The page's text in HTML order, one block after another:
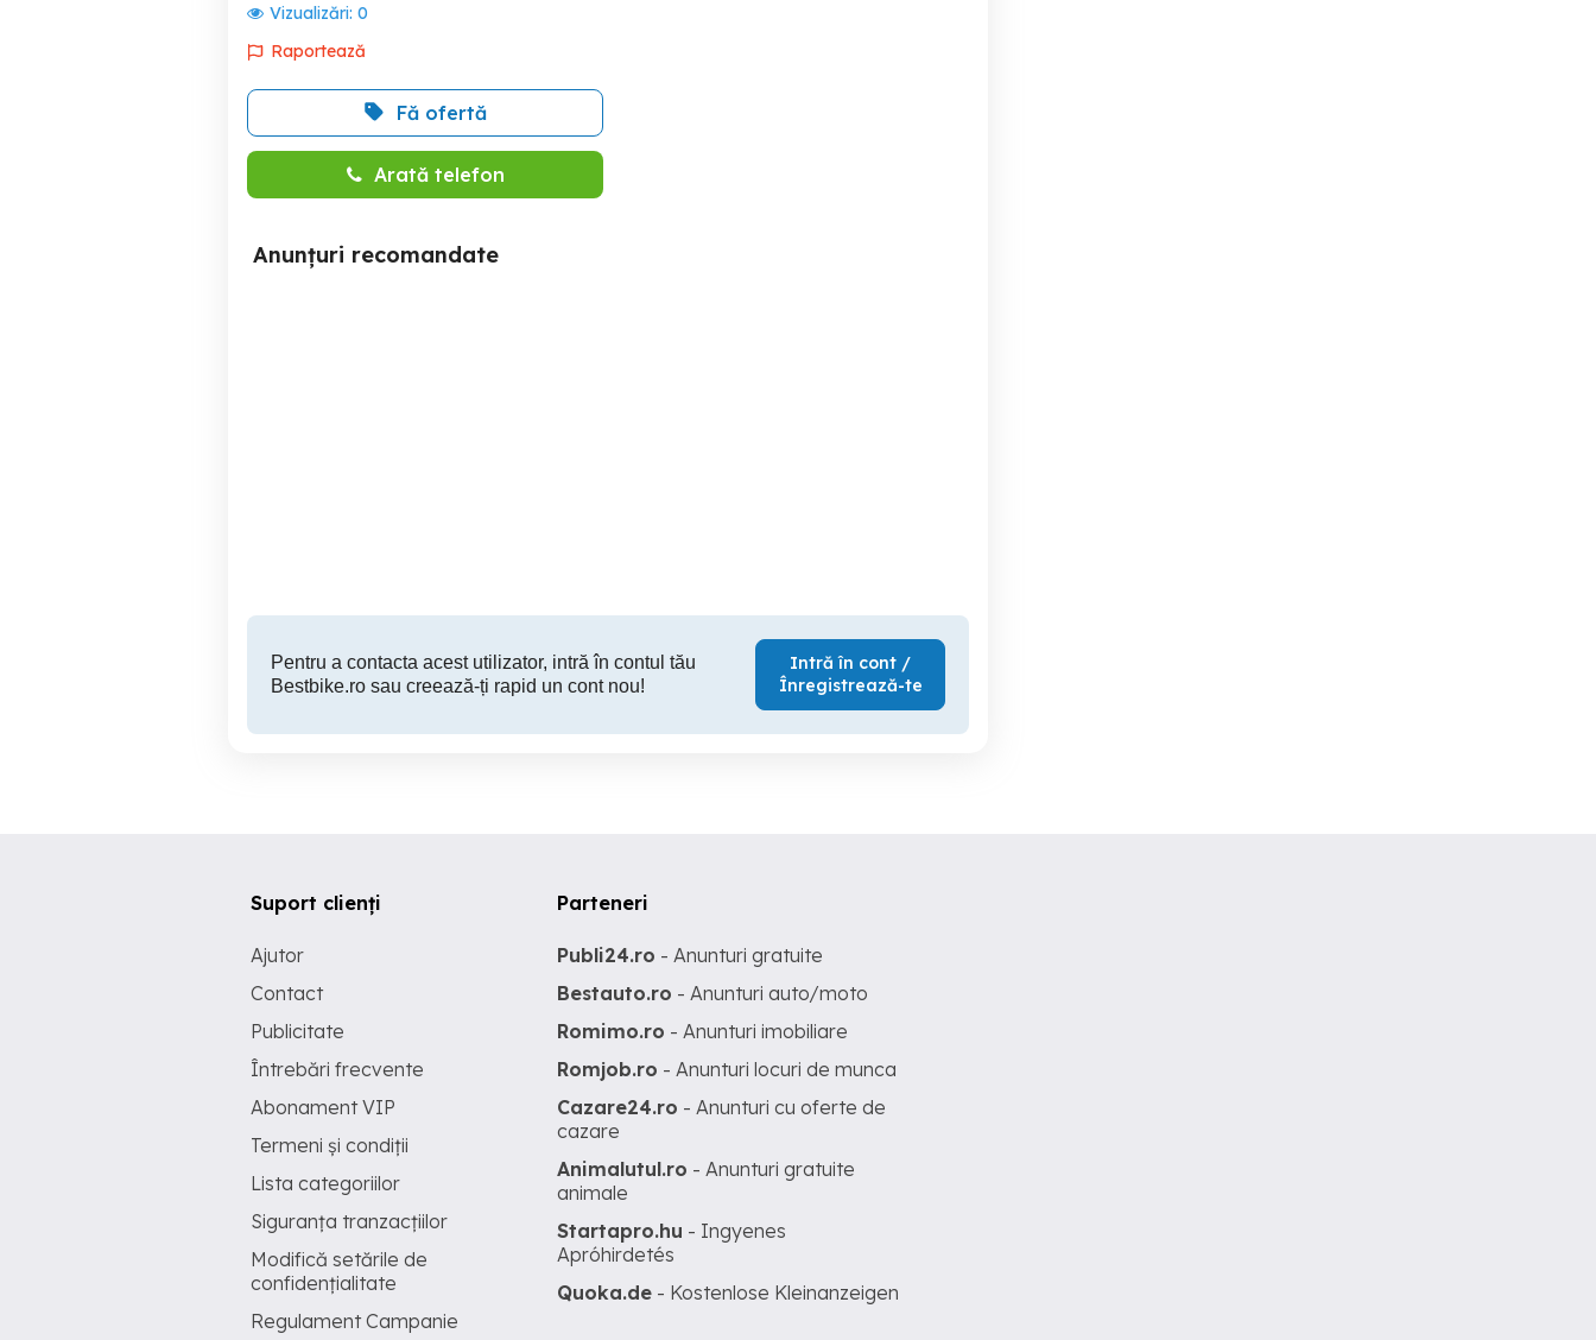
Vizualizări: 0
Raportează
Fă ofertă
Arată telefon
Anunțuri recomandate
Pentru a contacta acest utilizator, intră în contul tău
Bestbike.ro sau creează-ți rapid un cont nou!
Intră în cont /
Înregistrează-te
Suport clienți
Ajutor
Contact
Publicitate
Întrebări frecvente
Abonament VIP
Termeni și condiții
Lista categoriilor
Siguranța tranzacțiilor
Modifică setările de
confidențialitate
Regulament Campanie
Parteneri
Publi24.ro - Anunturi gratuite
Bestauto.ro - Anunturi auto/moto
Romimo.ro - Anunturi imobiliare
Romjob.ro - Anunturi locuri de munca
Cazare24.ro - Anunturi cu oferte de
cazare
Animalutul.ro - Anunturi gratuite
animale
Startapro.hu - Ingyenes
Apróhirdetés
Quoka.de - Kostenlose Kleinanzeigen